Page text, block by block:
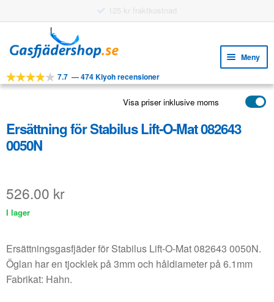
till
navigering
till
innehåll
Meny
VERKTYG
APPLIKATIONER
KUNDSERVICE
7.7 —474 Kiyoh recensioner
Visa priser inklusive moms
Ersättning för Stabilus Lift-O-Mat 082643
0050N
526.00 kr
I lager
Ersättningsgasfjäder för Stabilus Lift-O-Mat 082643 0050N.
Öglan har en tjocklek på 3mm och håldiameter på 6.1mm
Fabrikat: Hahn.